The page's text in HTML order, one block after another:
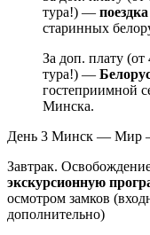
тура!) —
старинных
За доп. плату
тура!) —
гостеприимной
Минска.
День 3 Минск — Мир
Завтрак.
экскурсионную
осмотром замков
дополнительно)